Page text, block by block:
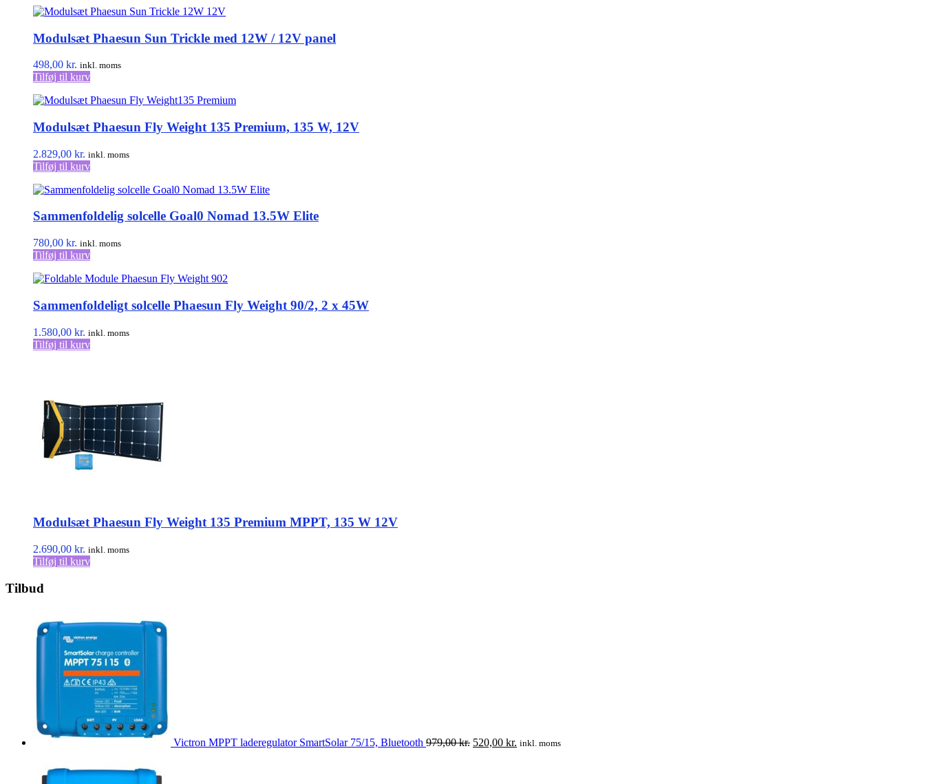
Modulsæt Phaesun Sun Trickle med 12W / 12V panel
498,00 kr. inkl. moms
Tilføj til kurv
Modulsæt Phaesun Fly Weight 135 Premium, 135 W, 12V
2.829,00 kr. inkl. moms
Tilføj til kurv
Sammenfoldelig solcelle Goal0 Nomad 13.5W Elite
780,00 kr. inkl. moms
Tilføj til kurv
Sammenfoldeligt solcelle Phaesun Fly Weight 90/2, 2 x 45W
1.580,00 kr. inkl. moms
Tilføj til kurv
Modulsæt Phaesun Fly Weight 135 Premium MPPT, 135 W 12V
2.690,00 kr. inkl. moms
Tilføj til kurv
Tilbud
Victron MPPT laderegulator SmartSolar 75/15, Bluetooth 979,00kr. 520,00 kr. inkl. moms